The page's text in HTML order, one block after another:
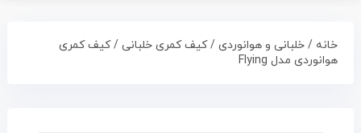
خانه / خلبانی و هوانوردی/کیف کمری خلبانی/ کیف کمری
هوانوردی مدل Flying